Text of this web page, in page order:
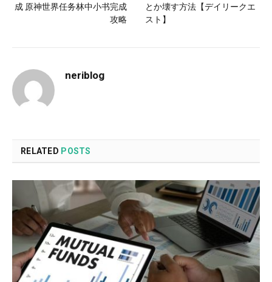
成 原神世界任务林中小书完成
攻略
とか壊す方法【デイリークエ
スト】
neriblog
RELATED POSTS